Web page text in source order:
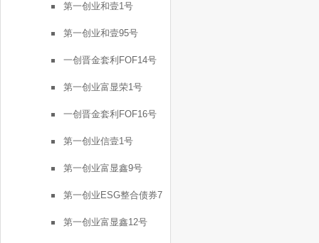
第一创业和壹1号
第一创业和壹95号
一创晋金套利FOF14号
第一创业富显荣1号
一创晋金套利FOF16号
第一创业信壹1号
第一创业富显鑫9号
第一创业ESG整合债券7
号
第一创业富显鑫12号